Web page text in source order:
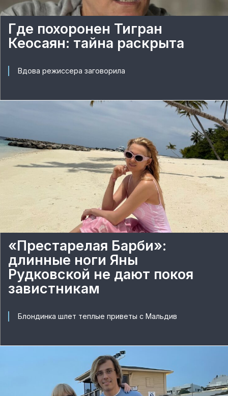
Где похоронен Тигран
Кеосаян: тайна раскрыта
Вдова режиссера заговорила
«Престарелая Барби»:
длинные ноги Яны
Рудковской не дают покоя
завистникам
Блондинка шлет теплые приветы с Мальдив